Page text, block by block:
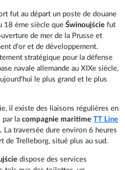
fut au départ un poste de douane
18 ème siècle queŚwinoujściefut
de mer de la Prusse et
d'or et de développement.
stratégique pour la défense
navale allemande au XIXe siècle,
le plus grand et le plus
il existe des liaisons régulières en
par lacompagnie maritimeTT Line
La traversée dure environ 6 heures
de Trelleborg, situé plus au sud.
dispose des services